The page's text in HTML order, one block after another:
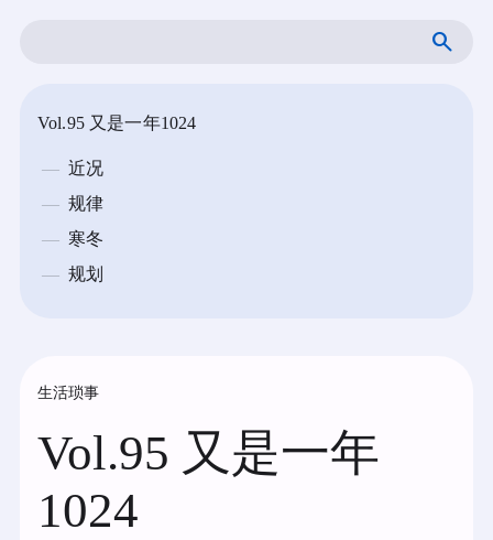
生活琐事
Vol.95 又是一年
1024
Vol.95 又是一年1024
近况
规律
寒冬
规划